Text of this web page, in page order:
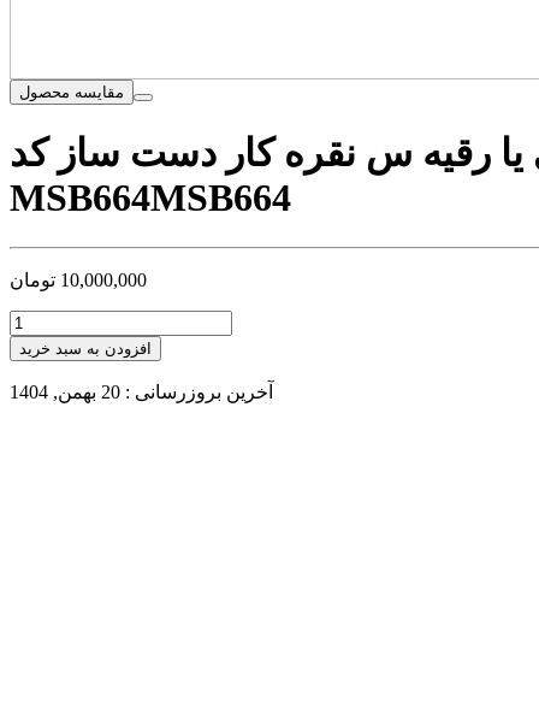
مقایسه محصول
رقیه س نقره کار دست ساز کد
MSB664MSB664
10,000,000 تومان
افزودن به سبد خرید
آخرین بروزرسانی : 20 بهمن, 1404